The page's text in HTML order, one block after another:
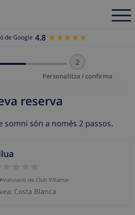
de Google 4.8 ★★★★★
★★★★★
2
Personalitza i confirma
reserva
somni són a només 2 passos.
•Valoració de Club Villamar
Costa Blanca